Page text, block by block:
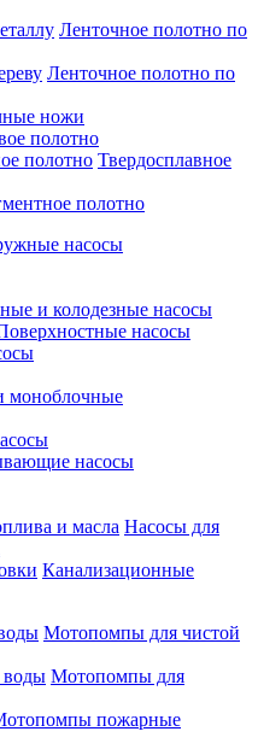
Ленточное полотно по
Ленточное полотно по
ножи
полотно
Твердосплавное
полотно
насосы
и колодезные насосы
насосы
моноблочные
насосы
Насосы для
Канализационные
Мотопомпы для чистой
Мотопомпы для
пожарные